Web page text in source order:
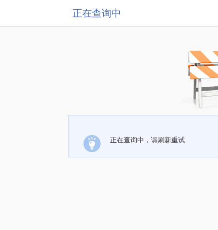
正在查询中
正在查询中，请刷新重试